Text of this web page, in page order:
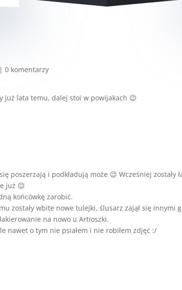
|0 komentarzy
już lata temu, dalej stoi w powijakach 😉
poszerzają i podkładują może 😉 Wcześniej zostały
już 😉
końcówkę zarobić.
zostały wbite nowe tulejki, ślusarz zajął się innymi
na nowo u Artioszki.
nawet o tym nie psiałem i nie robiłem zdjęć :/